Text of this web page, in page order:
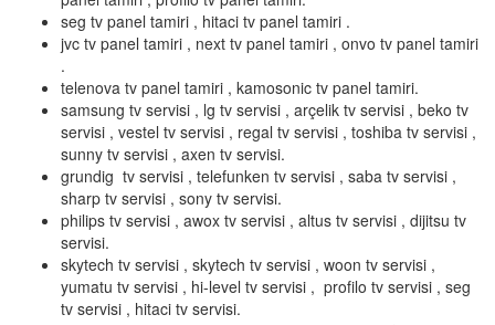
seg tv panel tamiri , hitaci tv panel tamiri .
jvc tv panel tamiri , next tv panel tamiri , onvo tv panel tamiri
.
telenova tv panel tamiri , kamosonic tv panel tamiri.
samsung tv servisi , lg tv servisi , arçelik tv servisi , beko tv
servisi , vestel tv servisi , regal tv servisi , toshiba tv servisi ,
sunny tv servisi , axen tv servisi.
grundig tv servisi , telefunken tv servisi , saba tv servisi ,
sharp tv servisi , sony tv servisi.
philips tv servisi , awox tv servisi , altus tv servisi , dijitsu tv
servisi.
skytech tv servisi , skytech tv servisi , woon tv servisi ,
yumatu tv servisi , hi-level tv servisi , profilo tv servisi , seg
tv servisi , hitaci tv servisi.